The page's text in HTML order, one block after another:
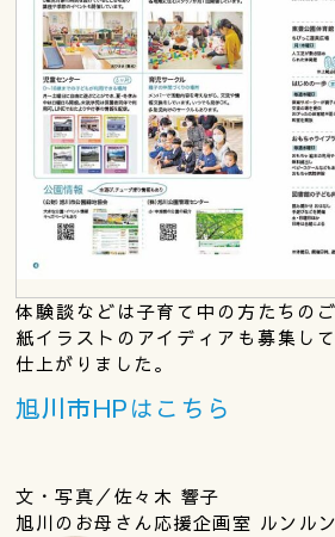
体験談などは子育て中の方たちの
紙イラストのアイディアも募集し
仕上がりました。
旭川市HPはこちら
文・写真／佐々木 響子
旭川のお母さん応援企画室 ルンル